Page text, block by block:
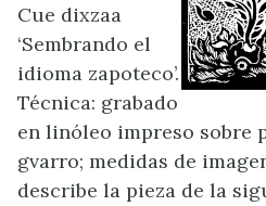
Cue dixzaa
‘Sembrando el
idioma zapoteco’.
Técnica: grabado
en linóleo impreso sobre
gvarro; medidas de
describe la pieza de la